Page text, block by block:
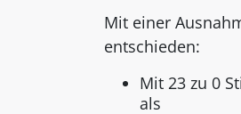
Mit einer
entschieden:
Mit 23 zu 0
als